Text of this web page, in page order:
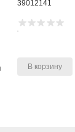
39012141
В корзину